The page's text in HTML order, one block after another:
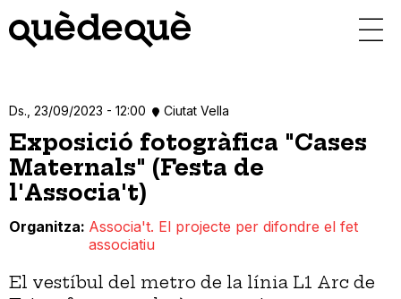
contingut
Ds., 23/09/2023 - 12:00 Ciutat Vella
Exposició fotogràfica "Cases
Maternals" (Festa de
l'Associa't)
Organitza Associa't. El projecte per difondre el fet
associatiu
El vestíbul del metro de la línia L1 Arc de